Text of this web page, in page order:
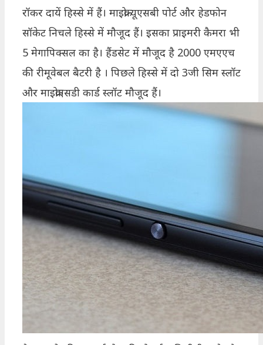
रॉकर दायें हिस्से में हैं। माइक्रो-यूएसबी पोर्ट और हेडफोन
सॉकेट निचले हिस्से में मौजूद हैं। इसका प्राइमरी कैमरा भी
5 मेगापिक्सल का है। हैंडसेट में मौजूद है 2000 एमएएच
की रीमूवेबल बैटरी है । पिछले हिस्से में दो 3जी सिम स्लॉट
और माइक्रोएसडी कार्ड स्लॉट मौजूद हैं।